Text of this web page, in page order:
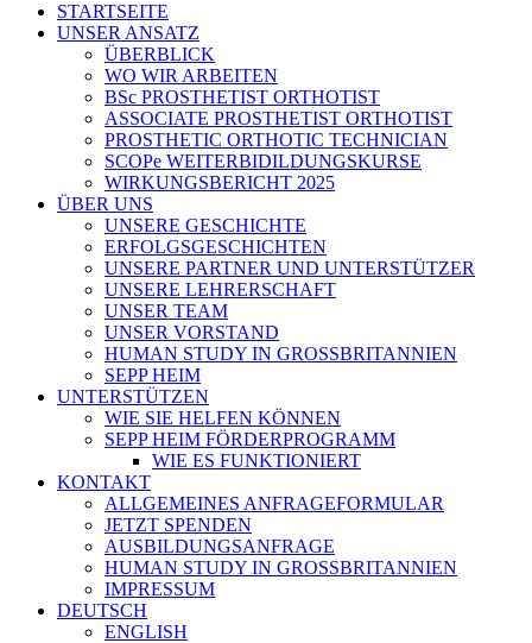
STARTSEITE
UNSER ANSATZ
ÜBERBLICK
WO WIR ARBEITEN
BSc PROSTHETIST ORTHOTIST
ASSOCIATE PROSTHETIST ORTHOTIST
PROSTHETIC ORTHOTIC TECHNICIAN
SCOPe WEITERBIDILDUNGSKURSE
WIRKUNGSBERICHT 2025
ÜBER UNS
UNSERE GESCHICHTE
ERFOLGSGESCHICHTEN
UNSERE PARTNER UND UNTERSTÜTZER
UNSERE LEHRERSCHAFT
UNSER TEAM
UNSER VORSTAND
HUMAN STUDY IN GROSSBRITANNIEN
SEPP HEIM
UNTERSTÜTZEN
WIE SIE HELFEN KÖNNEN
SEPP HEIM FÖRDERPROGRAMM
WIE ES FUNKTIONIERT
KONTAKT
ALLGEMEINES ANFRAGEFORMULAR
JETZT SPENDEN
AUSBILDUNGSANFRAGE
HUMAN STUDY IN GROSSBRITANNIEN
IMPRESSUM
DEUTSCH
ENGLISH